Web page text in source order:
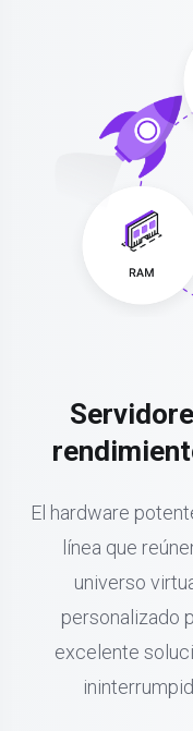
El hardware
línea que
universo
personalizado
excelente